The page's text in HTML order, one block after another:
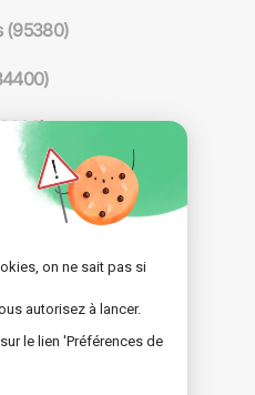
(95380)
Alfort (94700)
Laffitte (78600)